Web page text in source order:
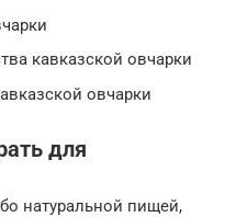
кавказской овчарки
овчарки
для
натуральной пищей,